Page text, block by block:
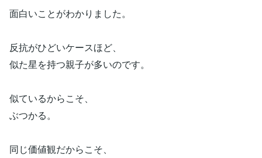
面白いことがわかりました。
反抗がひどいケースほど、
似た星を持つ親子が多いのです。
似ているからこそ、
ぶつかる。
同じ価値観だからこそ、